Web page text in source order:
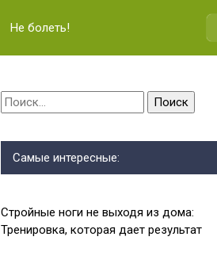
Не болеть!
Найти:
Самые интересные:
Стройные ноги не выходя из дома:
Тренировка, которая дает результат